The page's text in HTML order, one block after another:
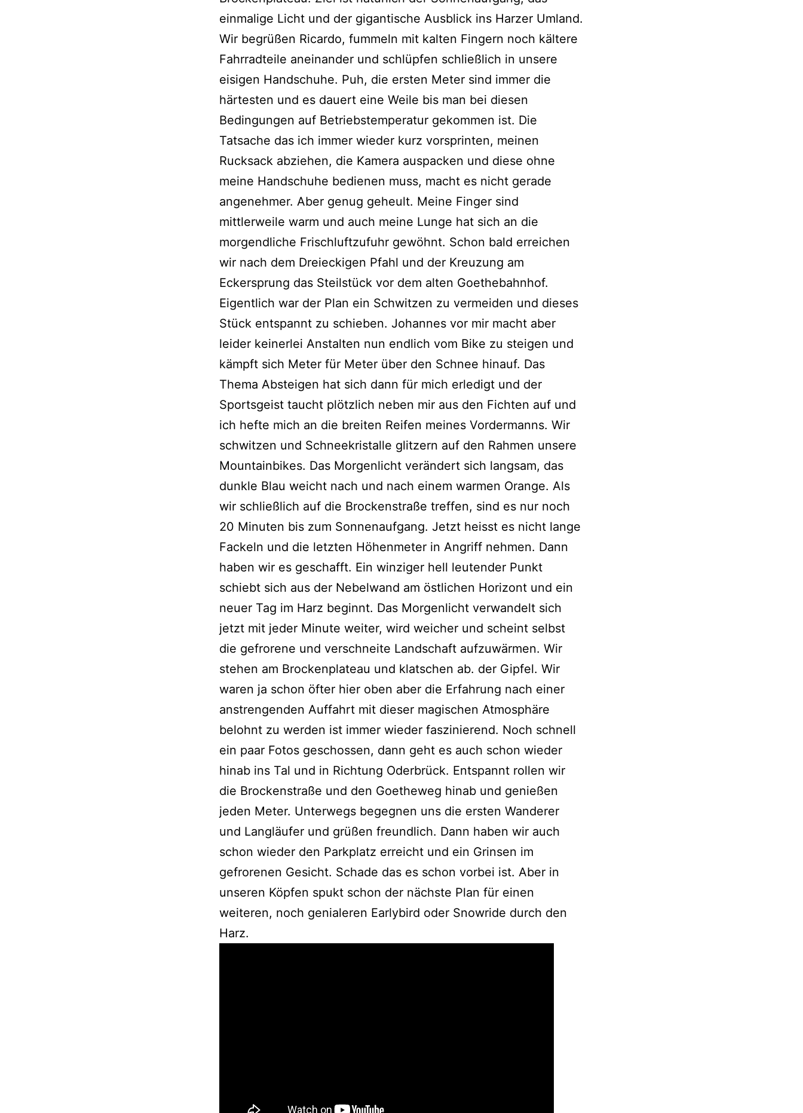
einmalige Licht und der gigantische Ausblick ins Harzer Umland.
Wir begrüßen Ricardo, fummeln mit kalten Fingern noch kältere
Fahrradteile aneinander und schlüpfen schließlich in unsere
eisigen Handschuhe. Puh, die ersten Meter sind immer die
härtesten und es dauert eine Weile bis man bei diesen
Bedingungen auf Betriebstemperatur gekommen ist. Die
Tatsache das ich immer wieder kurz vorsprinten, meinen
Rucksack abziehen, die Kamera auspacken und diese ohne
meine Handschuhe bedienen muss, macht es nicht gerade
angenehmer. Aber genug geheult. Meine Finger sind
mittlerweile warm und auch meine Lunge hat sich an die
morgendliche Frischluftzufuhr gewöhnt. Schon bald erreichen
wir nach dem Dreieckigen Pfahl und der Kreuzung am
Eckersprung das Steilstück vor dem alten Goethebahnhof.
Eigentlich war der Plan ein Schwitzen zu vermeiden und dieses
Stück entspannt zu schieben. Johannes vor mir macht aber
leider keinerlei Anstalten nun endlich vom Bike zu steigen und
kämpft sich Meter für Meter über den Schnee hinauf. Das
Thema Absteigen hat sich dann für mich erledigt und der
Sportsgeist taucht plötzlich neben mir aus den Fichten auf und
ich hefte mich an die breiten Reifen meines Vordermanns. Wir
schwitzen und Schneekristalle glitzern auf den Rahmen unsere
Mountainbikes. Das Morgenlicht verändert sich langsam, das
dunkle Blau weicht nach und nach einem warmen Orange. Als
wir schließlich auf die Brockenstraße treffen, sind es nur noch
20 Minuten bis zum Sonnenaufgang. Jetzt heisst es nicht lange
Fackeln und die letzten Höhenmeter in Angriff nehmen. Dann
haben wir es geschafft. Ein winziger hell leutender Punkt
schiebt sich aus der Nebelwand am östlichen Horizont und ein
neuer Tag im Harz beginnt. Das Morgenlicht verwandelt sich
jetzt mit jeder Minute weiter, wird weicher und scheint selbst
die gefrorene und verschneite Landschaft aufzuwärmen. Wir
stehen am Brockenplateau und klatschen ab. der Gipfel. Wir
waren ja schon öfter hier oben aber die Erfahrung nach einer
anstrengenden Auffahrt mit dieser magischen Atmosphäre
belohnt zu werden ist immer wieder faszinierend. Noch schnell
ein paar Fotos geschossen, dann geht es auch schon wieder
hinab ins Tal und in Richtung Oderbrück. Entspannt rollen wir
die Brockenstraße und den Goetheweg hinab und genießen
jeden Meter. Unterwegs begegnen uns die ersten Wanderer
und Langläufer und grüßen freundlich. Dann haben wir auch
schon wieder den Parkplatz erreicht und ein Grinsen im
gefrorenen Gesicht. Schade das es schon vorbei ist. Aber in
unseren Köpfen spukt schon der nächste Plan für einen
weiteren, noch genialeren Earlybird oder Snowride durch den
Harz.